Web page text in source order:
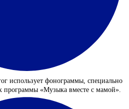
использует фонограммы, специально
программы «Музыка вместе с мамой».